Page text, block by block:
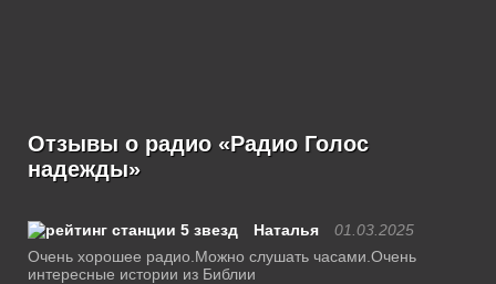
Отзывы о радио «Радио Голос
надежды»
Наталья
01.03.2025
Очень хорошее радио.Можно слушать часами.Очень
интересные истории из Библии